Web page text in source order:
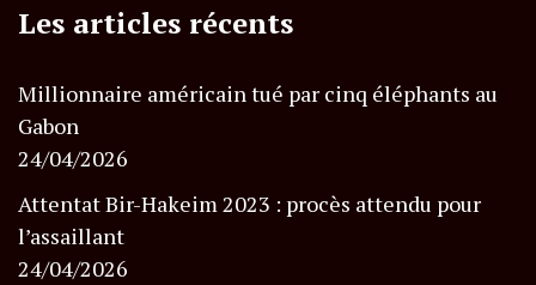
Les articles récents
Millionnaire américain tué par cinq éléphants au
Gabon
24/04/2026
Attentat Bir-Hakeim 2023 : procès attendu pour
l’assaillant
24/04/2026